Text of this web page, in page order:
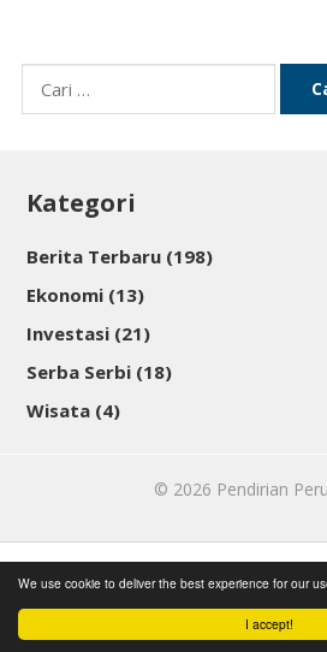
I accept!
We use cookie to deliver the best experience for our
Cari
untuk:
Kategori
Berita Terbaru (198)
Ekonomi (13)
Investasi (21)
Serba Serbi (18)
Wisata (4)
© 2026 Pendirian